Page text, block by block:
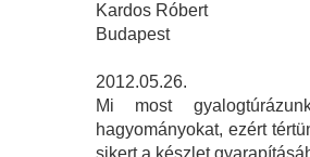
Kardos Róbert
Budapest
2012.05.26.
Mi most
hagyományokat, ezért